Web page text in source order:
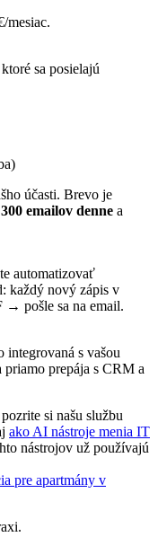
mesiac.
sa posielajú
účasti. Brevo je
emailov denne a
automatizovať
každý nový zápis v
→ pošle sa na email.
s vašou
prepája s CRM a
si našu službu
ako AI nástroje menia IT
nástrojov už používajú
pre apartmány v